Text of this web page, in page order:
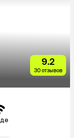
9.2
30 отзывов